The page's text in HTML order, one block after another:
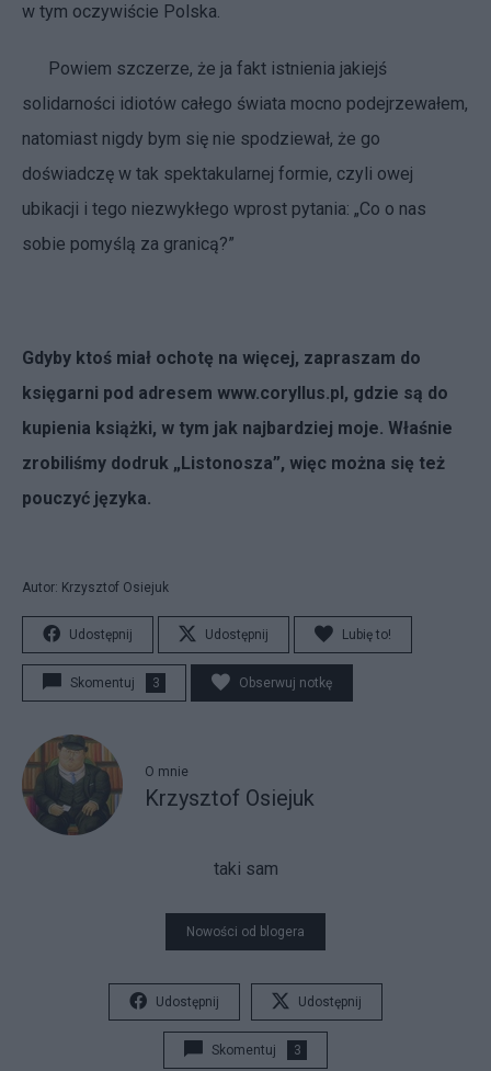
w tym oczywiście Polska.
Powiem szczerze, że ja fakt istnienia jakiejś
solidarności idiotów całego świata mocno podejrzewałem,
natomiast nigdy bym się nie spodziewał, że go
doświadczę w tak spektakularnej formie, czyli owej
ubikacji i tego niezwykłego wprost pytania: „Co o nas
sobie pomyślą za granicą?”
Gdyby ktoś miał ochotę na więcej, zapraszam do
księgarni pod adresem www.coryllus.pl, gdzie są do
kupienia książki, w tym jak najbardziej moje. Właśnie
zrobiliśmy dodruk „Listonosza”, więc można się też
pouczyć języka.
Autor: Krzysztof Osiejuk
Udostępnij Udostępnij Lubię to!
Skomentuj 3 Obserwuj notkę
O mnie
Krzysztof Osiejuk
taki sam
Nowości od blogera
Udostępnij Udostępnij
Skomentuj 3